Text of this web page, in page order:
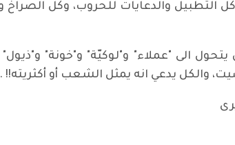
بان ‏كل التطبيل والدعايات للحروب، و‏كل
ان يتحول الى "عملاء" و"لوكيّة" و"خونة"
والكل يدعي انه يمثل الشعب أو أكثريته!!